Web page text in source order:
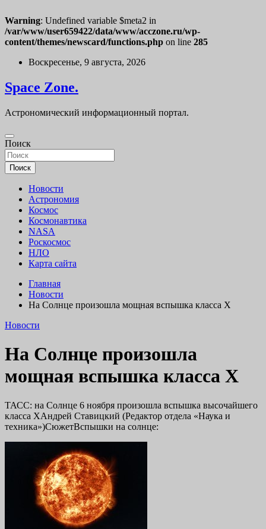
Warning: Undefined variable $meta2 in
/var/www/user659422/data/www/acczone.ru/wp-
content/themes/newscard/functions.php on line 285
Перейти
содержимому
Воскресенье, 9 августа, 2026
Space Zone.
Астрономический информационный портал.
Поиск
Поиск
Новости
Астрономия
Космос
Космонавтика
NASA
Роскосмос
НЛО
Карта сайта
Главная
Новости
На Солнце произошла мощная вспышка класса Х
Новости
На Солнце произошла
мощная вспышка класса Х
ТАСС: на Солнце 6 ноября произошла вспышка высочайшего
класса XАндрей Ставицкий (Редактор отдела «Наука и
техника»)СюжетВспышки на солнце: